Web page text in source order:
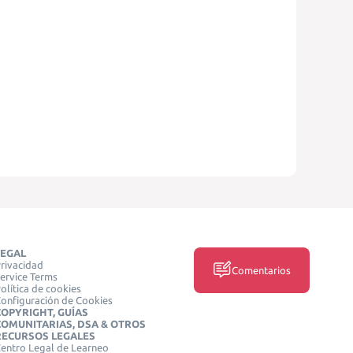
Terms
de cookies
de Cookies
GUÍAS
DSA & OTROS
LEGALES
Legal de Learneo
Comentarios